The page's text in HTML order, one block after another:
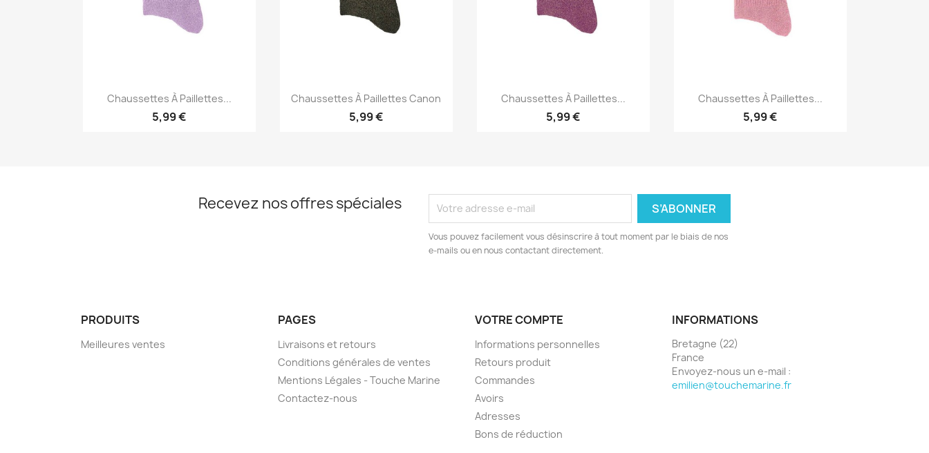
Aperçu rapide
Chaussettes À Paillettes...
5,99 €
Aperçu rapide
Chaussettes À Paillettes Canon
5,99 €
Aperçu rapide
Chaussettes À Paillettes...
5,99 €
Aperçu rapide
Chaussettes À Paillettes...
5,99 €
Recevez nos offres spéciales
Vous pouvez facilement vous désinscrire à tout moment par le biais de nos
e-mails ou en nous contactant directement.
PRODUITS
Meilleures ventes
PAGES
Livraisons et retours
Conditions générales de ventes
Mentions Légales - Touche Marine
Contactez-nous
VOTRE COMPTE
Informations personnelles
Retours produit
Commandes
Avoirs
Adresses
Bons de réduction
INFORMATIONS
Bretagne (22)
France
Envoyez-nous un e-mail :
emilien@touchemarine.fr